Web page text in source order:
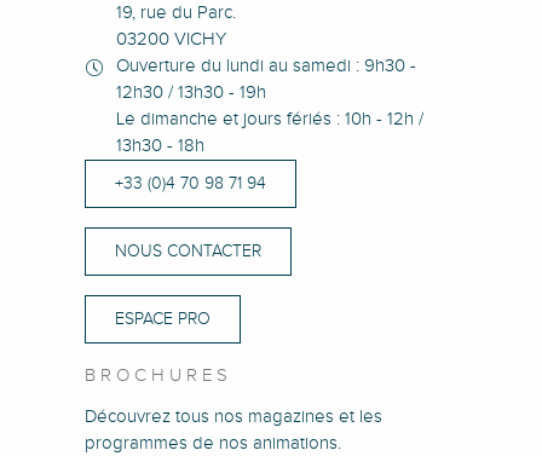
19, rue du Parc.
03200 VICHY
Ouverture du lundi au samedi : 9h30 -
12h30 / 13h30 - 19h
Le dimanche et jours fériés : 10h - 12h /
13h30 - 18h
+33 (0)4 70 98 71 94
NOUS CONTACTER
ESPACE PRO
BROCHURES
Découvrez tous nos magazines et les
programmes de nos animations.